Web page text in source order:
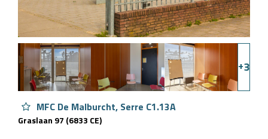
+3
MFC De Malburcht, Serre C1.13A
Graslaan 97 (6833 CE)